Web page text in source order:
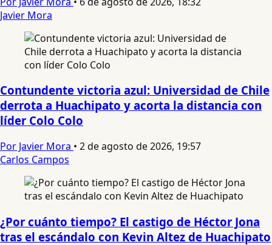
Javier Mora
Contundente victoria azul: Universidad de Chile
derrota a Huachipato y acorta la distancia con
líder Colo Colo
Por Javier Mora • 2 de agosto de 2026, 19:57
Carlos Campos
¿Por cuánto tiempo? El castigo de Héctor Jona
tras el escándalo con Kevin Altez de Huachipato